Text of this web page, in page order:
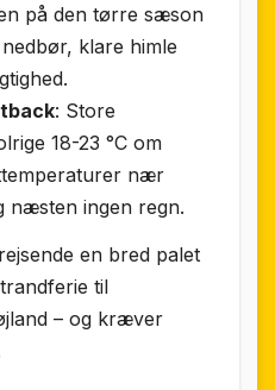
på den tørre sæson
klare himle
: Store
18-23 °C om
nær
næsten ingen regn.
en bred palet
til
– og kræver